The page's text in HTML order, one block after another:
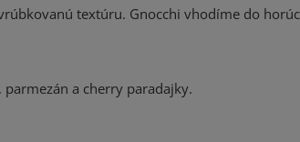
textúru. Gnocchi vhodíme do
a cherry paradajky.